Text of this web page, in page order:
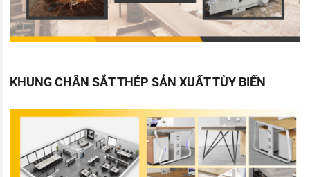
KHUNG CHÂN SẮT THÉP SẢN XUẤT TÙY BIẾN